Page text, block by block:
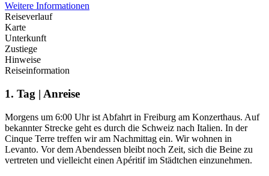
Weitere Informationen
Reiseverlauf
Karte
Unterkunft
Zustiege
Hinweise
Reiseinformation
1. Tag | Anreise
Morgens um 6:00 Uhr ist Abfahrt in Freiburg am Konzerthaus. Auf
bekannter Strecke geht es durch die Schweiz nach Italien. In der
Cinque Terre treffen wir am Nachmittag ein. Wir wohnen in
Levanto. Vor dem Abendessen bleibt noch Zeit, sich die Beine zu
vertreten und vielleicht einen Apéritif im Städtchen einzunehmen.